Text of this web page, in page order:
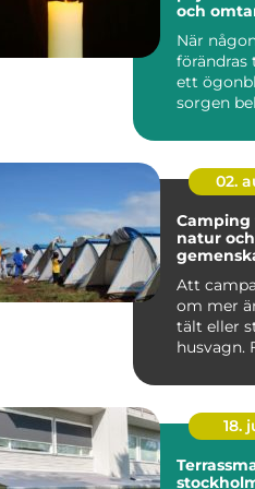
och
När
förändras
ett
sorgen
...
02.
Camping frihet,
natur och
Att
om mer
tält eller
husvagn.
18.
stockholm